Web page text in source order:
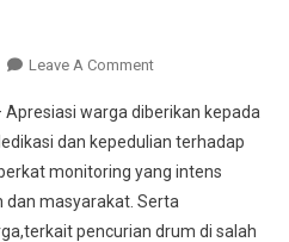
Leave A CommentOn
Monitoring
Wilayah
Binaan,
Babinsa
Sertu
warga diberikan kepada
dan kepedulian terhadap
monitoring yang intens
dan masyarakat. Serta
pencurian drum di salah